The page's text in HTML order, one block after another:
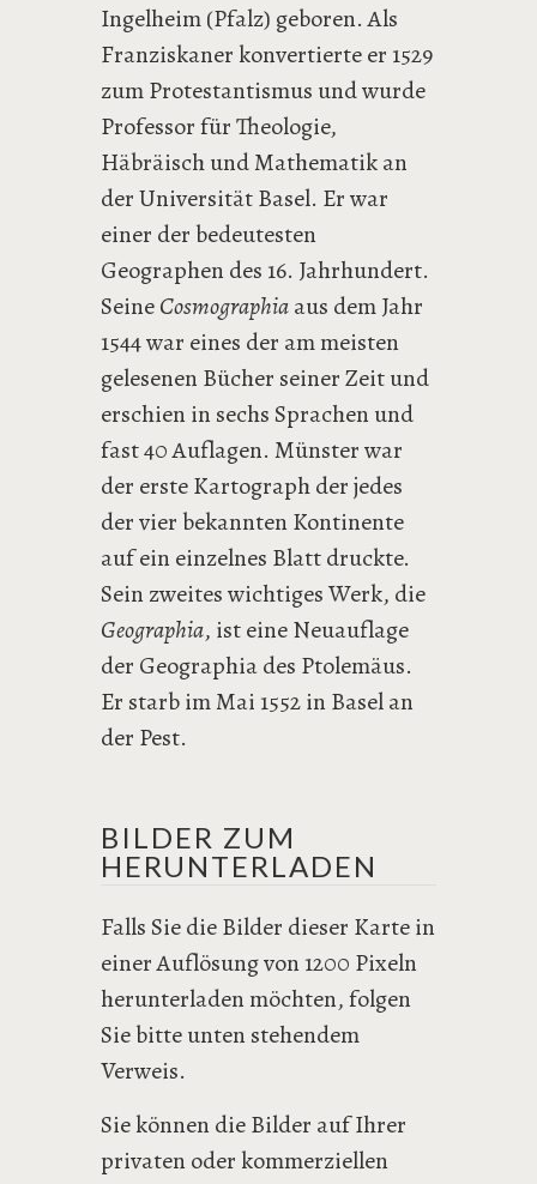
Ingelheim (Pfalz) geboren. Als
Franziskaner konvertierte er 1529
zum Protestantismus und wurde
Professor für Theologie,
Häbräisch und Mathematik an
der Universität Basel. Er war
einer der bedeutesten
Geographen des 16. Jahrhundert.
SeineCosmographiaaus dem Jahr
1544 war eines der am meisten
gelesenen Bücher seiner Zeit und
erschien in sechs Sprachen und
fast 40 Auflagen. Münster war
der erste Kartograph der jedes
der vier bekannten Kontinente
auf ein einzelnes Blatt druckte.
Sein zweites wichtiges Werk, die
Geographia, ist eine Neuauflage
der Geographia des Ptolemäus.
Er starb im Mai 1552 in Basel an
der Pest.
BILDER ZUM
HERUNTERLADEN
Falls Sie die Bilder dieser Karte in
einer Auflösung von 1200 Pixeln
herunterladen möchten, folgen
Sie bitte unten stehendem
Verweis.
Sie können die Bilder auf Ihrer
privaten oder kommerziellen